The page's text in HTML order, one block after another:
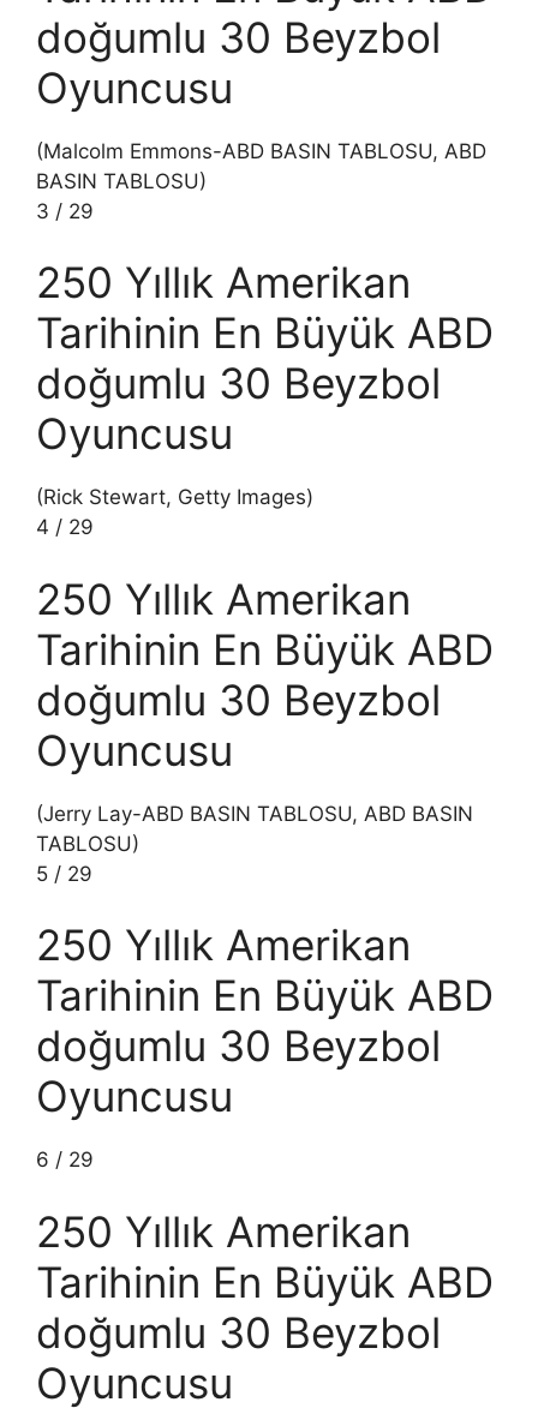
doğumlu 30 Beyzbol
Oyuncusu
(Malcolm Emmons-ABD BASIN TABLOSU, ABD
BASIN TABLOSU)
3 / 29
250 Yıllık Amerikan
Tarihinin En Büyük ABD
doğumlu 30 Beyzbol
Oyuncusu
(Rick Stewart, Getty Images)
4 / 29
250 Yıllık Amerikan
Tarihinin En Büyük ABD
doğumlu 30 Beyzbol
Oyuncusu
(Jerry Lay-ABD BASIN TABLOSU, ABD BASIN
TABLOSU)
5 / 29
250 Yıllık Amerikan
Tarihinin En Büyük ABD
doğumlu 30 Beyzbol
Oyuncusu
6 / 29
250 Yıllık Amerikan
Tarihinin En Büyük ABD
doğumlu 30 Beyzbol
Oyuncusu